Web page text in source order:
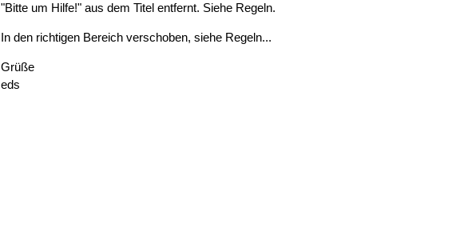
"Bitte um Hilfe!" aus dem Titel entfernt. Siehe Regeln.
In den richtigen Bereich verschoben, siehe Regeln...
Grüße
eds